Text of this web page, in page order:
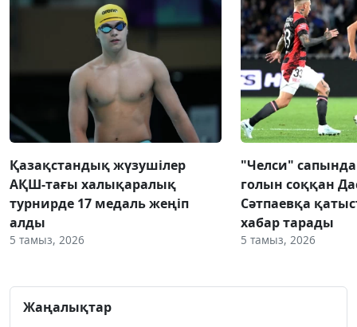
Қазақстандық жүзушілер
АҚШ-тағы халықаралық
турнирде 17 медаль жеңіп
алды
5 тамыз, 2026
"Челси"
голын соққан
Сәтпаевқа
хабар тарады
5 тамыз, 2026
Жаңалықтар